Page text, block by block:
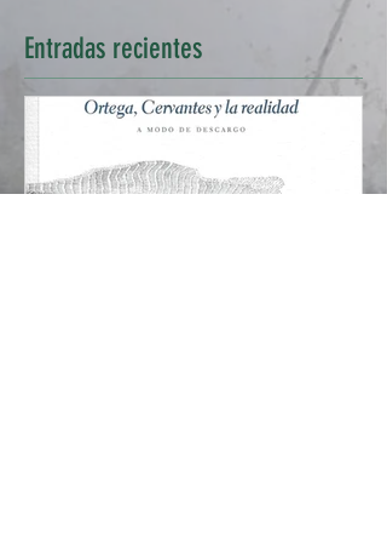
Entradas recientes